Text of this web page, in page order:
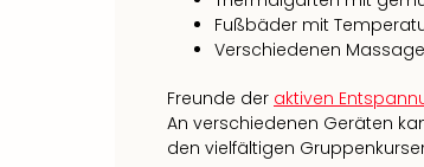
Fußbäder mit
Verschiedenen
Freunde der aktiven
An verschiedenen Geräten
den vielfältigen